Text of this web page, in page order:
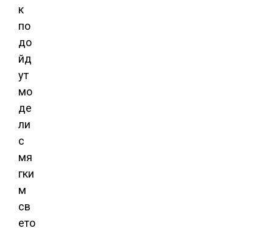
к
по
до
йд
ут
мо
де
ли
с
мя
гки
м
св
ето